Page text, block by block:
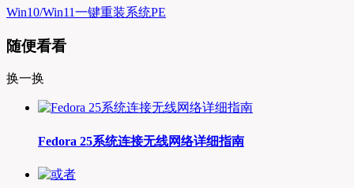
Win10/Win11一键重装系统PE
随便看看
换一换
Fedora 25系统连接无线网络详细指南